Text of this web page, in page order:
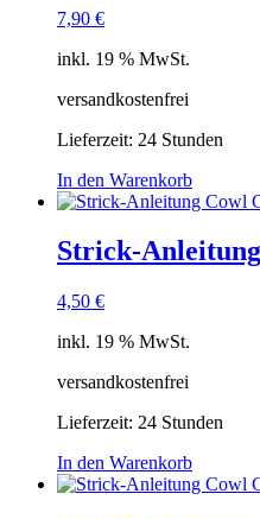
7,90 €
inkl. 19 % MwSt.
versandkostenfrei
Lieferzeit: 24 Stunden
In den Warenkorb
Strick-
4,50 €
inkl. 19 % MwSt.
versandkostenfrei
Lieferzeit: 24 Stunden
In den Warenkorb